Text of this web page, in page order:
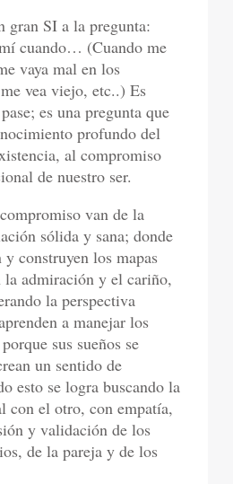
gran SI a la pregunta:
cuando… (Cuando me
vaya mal en los
vea viejo, etc..) Es
es una pregunta que
profundo del
al compromiso
de nuestro ser.
van de la
sólida y sana; donde
y construyen los mapas
admiración y el cariño,
la perspectiva
a manejar los
sus sueños se
un sentido de
esto se logra buscando la
con el otro, con empatía,
y validación de los
de la pareja y de los